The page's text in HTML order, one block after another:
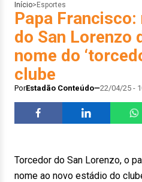
Início> Esportes
Papa
do San Lorenzo
nome do
clube
PorEstadão Conteúdo 22/04/25 -
Torcedor do San Lorenzo, o
nome ao novo estádio do